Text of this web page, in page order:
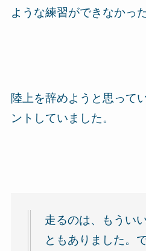
ような練習ができなかっ
陸上を辞めようと思って
ントしていました。
走るのは、もうい
ともありました。